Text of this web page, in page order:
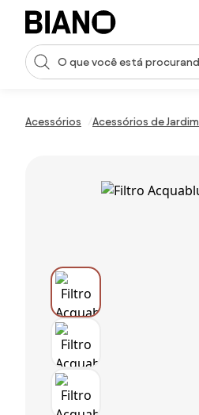
Saltar para o conteúdo
Entrada de pesquisa
Acessórios Acessórios de Jardim